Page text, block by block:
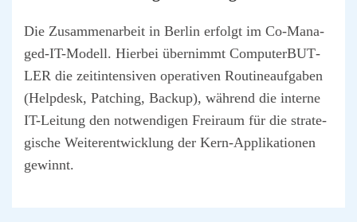
Die Zusam­men­ar­beit in Ber­lin erfolgt im Co-Mana­
ged-IT-Modell. Hier­bei über­nimmt Com­pu­ter­BUT­
LER die zeit­in­ten­si­ven ope­ra­ti­ven Rou­ti­ne­auf­ga­ben
(Help­desk, Patching, Back­up), wäh­rend die inter­ne
IT-Lei­tung den not­wen­di­gen Frei­raum für die stra­te­
gi­sche Wei­ter­ent­wick­lung der Kern-Appli­ka­tio­nen
gewinnt.